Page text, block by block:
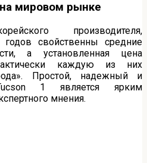
мировом рынке
производителя,
свойственны средние
а установленная цена
каждую из них
Простой, надежный и
1 является ярким
мнения.